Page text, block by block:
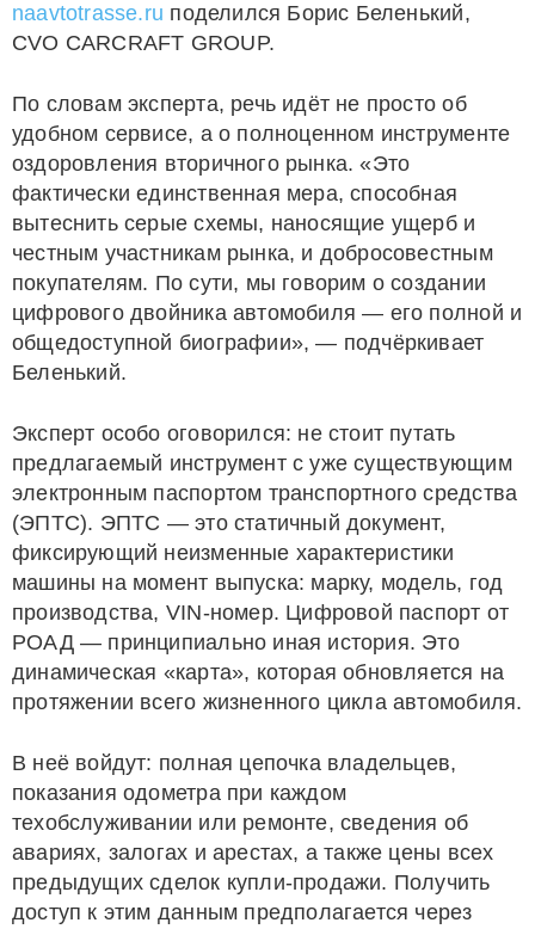
naavtotrasse.ru поделился Борис Беленький,
CVO CARCRAFT GROUP.
По словам эксперта, речь идёт не просто об
удобном сервисе, а о полноценном инструменте
оздоровления вторичного рынка. «Это
фактически единственная мера, способная
вытеснить серые схемы, наносящие ущерб и
честным участникам рынка, и добросовестным
покупателям. По сути, мы говорим о создании
цифрового двойника автомобиля — его полной и
общедоступной биографии», — подчёркивает
Беленький.
Эксперт особо оговорился: не стоит путать
предлагаемый инструмент с уже существующим
электронным паспортом транспортного средства
(ЭПТС). ЭПТС — это статичный документ,
фиксирующий неизменные характеристики
машины на момент выпуска: марку, модель, год
производства, VIN-номер. Цифровой паспорт от
РОАД — принципиально иная история. Это
динамическая «карта», которая обновляется на
протяжении всего жизненного цикла автомобиля.
В неё войдут: полная цепочка владельцев,
показания одометра при каждом
техобслуживании или ремонте, сведения об
авариях, залогах и арестах, а также цены всех
предыдущих сделок купли-продажи. Получить
доступ к этим данным предполагается через